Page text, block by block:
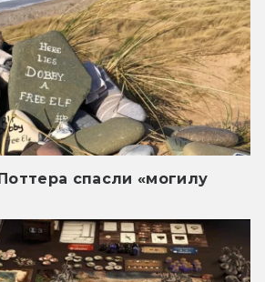
спасли «могилу